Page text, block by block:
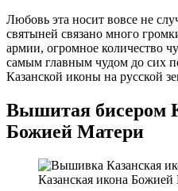
Любовь эта носит вовсе не
святыней связано много
армии, огромное количество
самым главным чудом до сих
Казанской иконы на русской
Вышитая бисером
Божией Матери
Казанская икона Божией